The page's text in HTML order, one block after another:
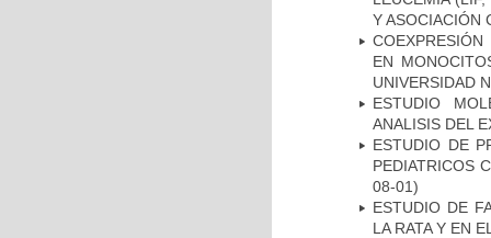
Y ASOCIACIÓN
EN
UNIVERSIDAD
ESTUDIO
ANALISIS DEL
ESTUDIO DE
PEDIATRICOS
08-01)
ESTUDIO DE
LA RATA Y EN